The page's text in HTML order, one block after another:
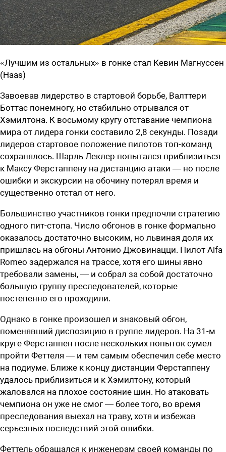
«Лучшим из остальных» в гонке стал Кевин Магнуссен
(Haas)
Завоевав лидерство в стартовой борьбе, Валттери
Боттас понемногу, но стабильно отрывался от
Хэмилтона. К восьмому кругу отставание чемпиона
мира от лидера гонки составило 2,8 секунды. Позади
лидеров стартовое положение пилотов топ-команд
сохранялось. Шарль Леклер попытался приблизиться
к Максу Ферстаппену на дистанцию атаки — но после
ошибки и экскурсии на обочину потерял время и
существенно отстал от него.
Большинство участников гонки предпочли стратегию
одного пит-стопа. Число обгонов в гонке формально
оказалось достаточно высоким, но львиная доля их
пришлась на обгоны Антонио Джовинацци. Пилот Alfa
Romeo задержался на трассе, хотя его шины явно
требовали замены, — и собрал за собой достаточно
большую группу преследователей, которые
постепенно его проходили.
Однако в гонке произошел и знаковый обгон,
поменявший диспозицию в группе лидеров. На 31-м
круге Ферстаппен после нескольких попыток сумел
пройти Феттеля — и тем самым обеспечил себе место
на подиуме. Ближе к концу дистанции Ферстаппену
удалось приблизиться и к Хэмилтону, который
жаловался на плохое состояние шин. Но атаковать
чемпиона он уже не смог — более того, во время
преследования выехал на траву, хотя и избежав
серьезных последствий этой ошибки.
Феттель обращался к инженерам своей команды по